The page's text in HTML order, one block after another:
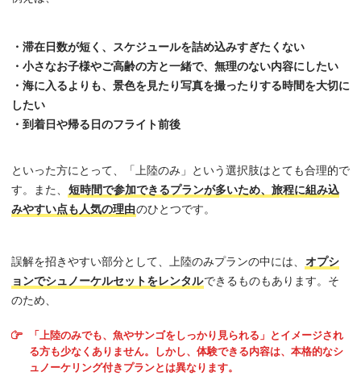
・滞在日数が短く、スケジュールを詰め込みすぎたくない
・小さなお子様やご高齢の方と一緒で、無理のない内容にしたい
・海に入るよりも、景色を見たり写真を撮ったりする時間を大切に
したい
・到着日や帰る日のフライト前後
といった方にとって、「上陸のみ」という選択肢はとても合理的で
す。また、 短時間で参加できるプランが多いため、旅程に組み込
みやすい点も人気の理由のひとつです。
誤解を招きやすい部分として、上陸のみプランの中には、 オプシ
ョンでシュノーケルセットをレンタルできるものもあります。そ
のため、
「上陸のみでも、魚やサンゴをしっかり見られる」とイメージされ
る方も少なくありません。しかし、体験できる内容は、本格的なシ
ュノーケリング付きプランとは異なります。